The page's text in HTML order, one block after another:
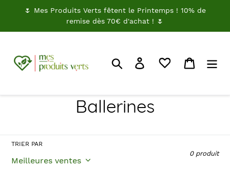
🌷 Mes Produits Verts fêtent le Printemps ! 10% de
remise dès 70€ d'achat ! 🌷
RechercherJe me connectePanier
C
Ballerines
TRIER PAR
0 produit